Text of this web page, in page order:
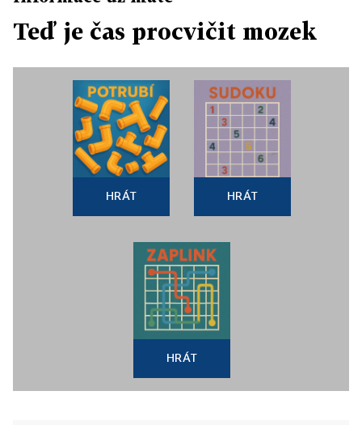
Teď je čas procvičit mozek
HRÁT HRÁT
HRÁT